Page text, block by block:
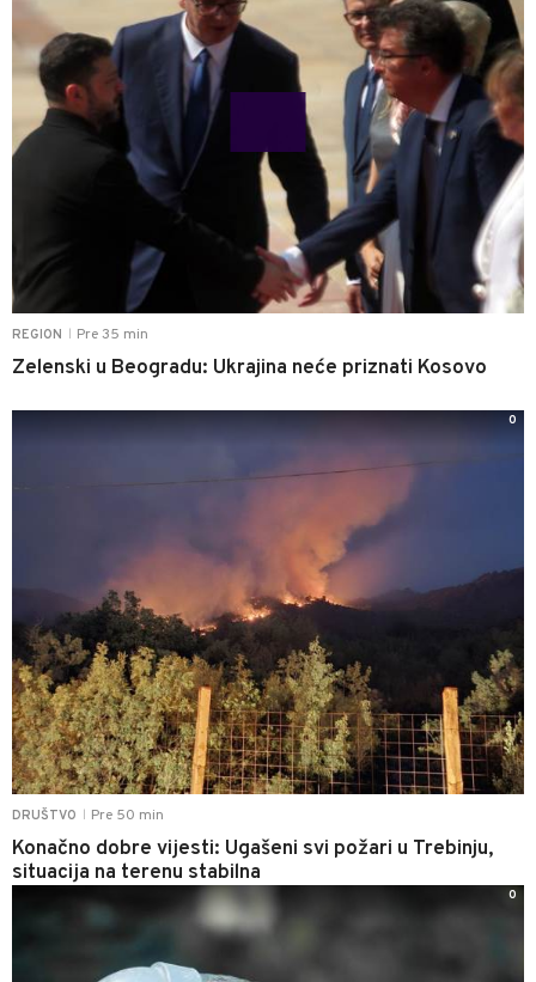
REGION Pre 35 min
Zelenski u Beogradu: Ukrajina neće priznati Kosovo
DRUŠTVO Pre 50 min
Konačno dobre vijesti: Ugašeni svi požari u Trebinju,
situacija na terenu stabilna
0
0